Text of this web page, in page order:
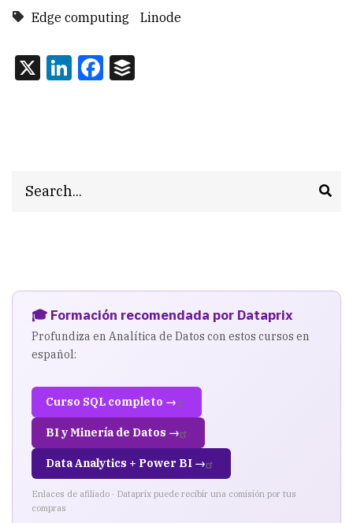
Edge computing Linode
X LinkedIn
Facebook
🎓 Formación recomendada por Dataprix
Profundiza en Analítica de Datos con estos cursos en
español:
Curso SQL completo →
BI y Minería de Datos →
Data Analytics + Power BI →
Enlaces de afiliado · Dataprix puede recibir una comisión por tus
compras